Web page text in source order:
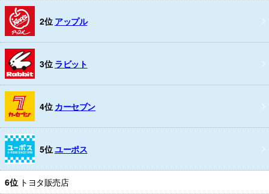
2位 アップル
3位 ラビット
4位 カーセブン
5位ユーポス
6位 トヨタ販売店